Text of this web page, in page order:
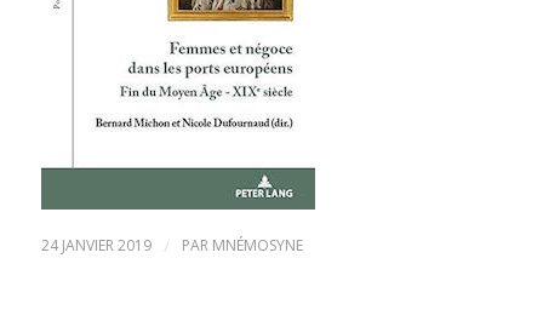
24 JANVIER 2019 / PAR MNÉMOSYNE